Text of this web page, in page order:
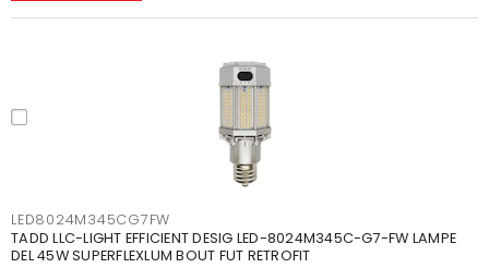
LED8024M345CG7FW
TADD LLC-LIGHT EFFICIENT DESIG LED-8024M345C-G7-FW LAMPE
DEL 45W SUPERFLEXLUM BOUT FUT RETROFIT